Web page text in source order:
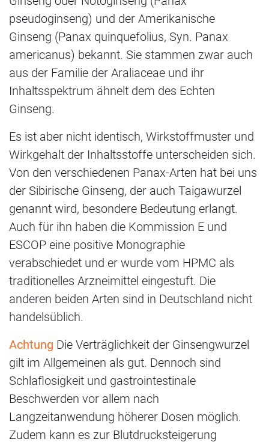
pseudoginseng) und der Amerikanische
Ginseng (Panax quinquefolius, Syn. Panax
americanus) bekannt. Sie stammen zwar auch
aus der Familie der Araliaceae und ihr
Inhaltsspektrum ähnelt dem des Echten
Ginseng.
Es ist aber nicht identisch, Wirkstoffmuster und
Wirkgehalt der Inhaltsstoffe unterscheiden sich.
Von den verschiedenen Panax-Arten hat bei uns
der Sibirische Ginseng, der auch Taigawurzel
genannt wird, besondere Bedeutung erlangt.
Auch für ihn haben die Kommission E und
ESCOP eine positive Monographie
verabschiedet und er wurde vom HPMC als
traditionelles Arzneimittel eingestuft. Die
anderen beiden Arten sind in Deutschland nicht
handelsüblich.
Achtung Die Verträglichkeit der Ginsengwurzel
gilt im Allgemeinen als gut. Dennoch sind
Schlaflosigkeit und gastrointestinale
Beschwerden vor allem nach
Langzeitanwendung höherer Dosen möglich.
Zudem kann es zur Blutdrucksteigerung